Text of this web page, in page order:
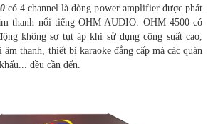
có 4 channel là dòng power amplifier được phát
thanh nổi tiếng OHM AUDIO. OHM 4500 có
không sợ tụt áp khi sử dụng công suất cao,
âm thanh, thiết bị karaoke đẳng cấp mà các quán
đều cần đến.